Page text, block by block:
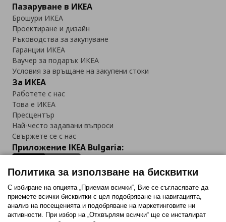
Пазаруване в ИКЕА
Брошури ИКЕА
Проектиране и дизайн
Ръководства за закупуване
Гаранции ИКЕА
Ваучер за подарък ИКЕА
Условия за връщане на закупени стоки
За ИКЕА
Работете с нас
Това е ИКЕА
Пресцентър
Най-често задавани въпроси
Свържете се с нас
Приложение IKEA Bulgaria:
Последвайте ни:
FacebookTwitterYoutubePinterestInstagram
Политика за използване на бисквитки
С избиране на опцията „Приемам всички“, Вие се съгласявате да
приемете всички бисквитки с цел подобряване на навигацията,
анализ на посещенията и подобряване на маркетинговите ни
активности. При избор на „Отхвърлям всички“ ще се инсталират